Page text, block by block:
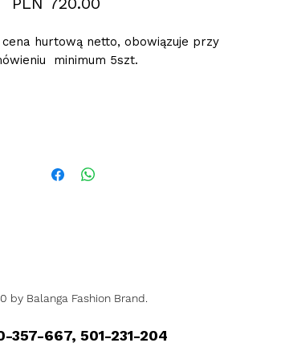
hurtową netto, obowiązuje przy
minimum 5szt.
by Balanga Fashion Brand.
357-667, 501-231-204